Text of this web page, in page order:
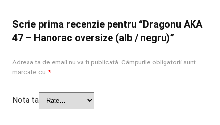
Scrie prima recenzie pentru “Dragonu AKA
47 – Hanorac oversize (alb / negru)”
Adresa ta de email nu va fi publicată. Câmpurile obligatorii sunt
marcate cu *
Nota ta